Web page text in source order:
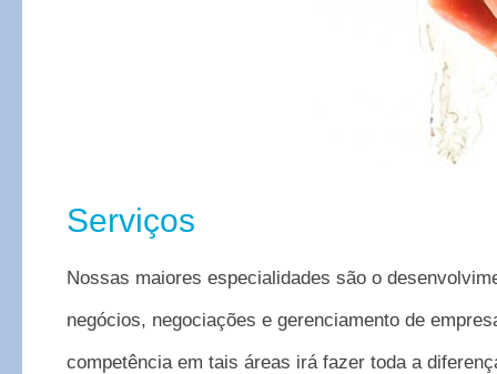
Serviços
Nossas maiores especialidades são o
negócios, negociações e gerenciamento de
competência em tais áreas irá fazer toda a